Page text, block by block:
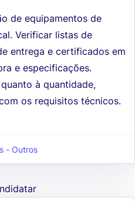
de equipamentos de
Verificar listas de
entrega e certificados em
e especificações.
à quantidade,
os requisitos técnicos.
- Outros